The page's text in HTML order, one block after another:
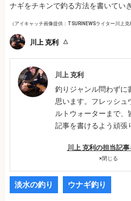
ナギをチキンで釣る方法を書いてい
（アイキャッチ画像提供：TSURINEWSライター川上克
川上 克利
川上 克利
釣りジャンル問わずに
思います。フレッシュ
ルトウォーターまで、
記事を書けるよう頑張
川上 克利の担当記
×閉じる
淡水の釣り ウナギ釣り